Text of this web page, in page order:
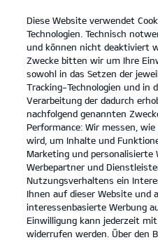
open
menu
Elektrisch fahren
ELEKTRISCH FAHREN
Diese Website verwendet
Technologien. Technisch
und können nicht deaktiviert
Zwecke bitten wir um Ihre
sowohl in das Setzen der
Tracking-Technologien und in
Verarbeitung der dadurch
nachfolgend genannten
Performance: Wir messen,
wird, um Inhalte und
Marketing und personalisierte
Werbepartner und
Nutzungsverhaltens ein
Ihnen auf dieser Website und
interessenbasierte Werbung
Einwilligung kann jederzeit
widerrufen werden. Über den